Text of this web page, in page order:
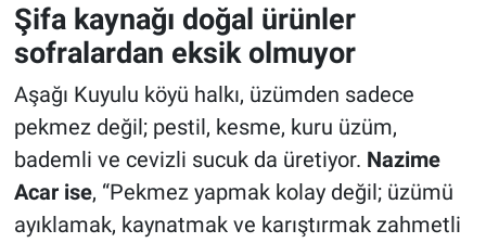
Şifa kaynağı doğal ürünler
sofralardan eksik olmuyor
Aşağı Kuyulu köyü halkı, üzümden sadece
pekmez değil; pestil, kesme, kuru üzüm,
bademli ve cevizli sucuk da üretiyor. Nazime
Acar ise, “Pekmez yapmak kolay değil; üzümü
ayıklamak, kaynatmak ve karıştırmak zahmetli